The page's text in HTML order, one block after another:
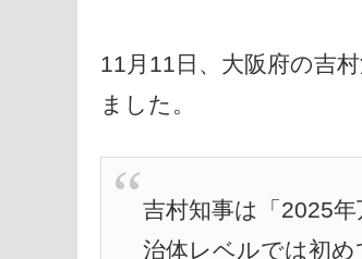
11月11日、大阪府の吉
ました。
吉村知事は「2025
治体レベルでは初